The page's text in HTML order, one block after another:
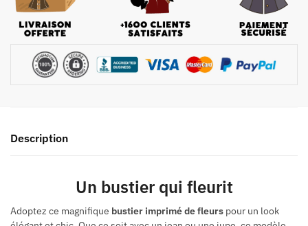
Description
Un bustier qui fleurit
Adoptez ce magnifique bustier imprimé de fleurs pour un look